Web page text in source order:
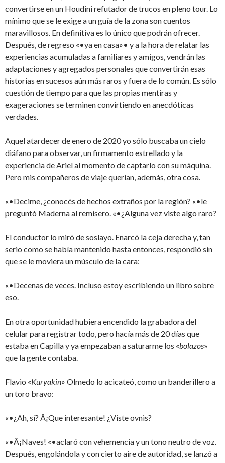
convertirse en un Houdini refutador de trucos en pleno tour. Lo
mínimo que se le exige a un guía de la zona son cuentos
maravillosos. En definitiva es lo único que podrán ofrecer.
Después, de regreso «•ya en casa»• y a la hora de relatar las
experiencias acumuladas a familiares y amigos, vendrán las
adaptaciones y agregados personales que convertirán esas
historias en sucesos aún más raros y fuera de lo común. Es sólo
cuestión de tiempo para que las propias mentiras y
exageraciones se terminen convirtiendo en anecdóticas
verdades.
Aquel atardecer de enero de 2020 yo sólo buscaba un cielo
diáfano para observar, un firmamento estrellado y la
experiencia de Ariel al momento de captarlo con su máquina.
Pero mis compañeros de viaje querían, además, otra cosa.
«•Decime, ¿conocés de hechos extraños por la región? «•le
preguntó Maderna al remisero. «•¿Alguna vez viste algo raro?
El conductor lo miró de soslayo. Enarcó la ceja derecha y, tan
serio como se había mantenido hasta entonces, respondió sin
que se le moviera un músculo de la cara:
«•Decenas de veces. Incluso estoy escribiendo un libro sobre
eso.
En otra oportunidad hubiera encendido la grabadora del
celular para registrar todo, pero hacía más de 20 días que
estaba en Capilla y ya empezaban a saturarme los «bolazos»
que la gente contaba.
Flavio «Kuryakin» Olmedo lo acicateó, como un banderillero a
un toro bravo:
«•¿Ah, sí? Â¡Que interesante! ¿Viste ovnis?
«•Â¡Naves! «•aclaró con vehemencia y un tono neutro de voz.
Después, engolándola y con cierto aire de autoridad, se lanzó a